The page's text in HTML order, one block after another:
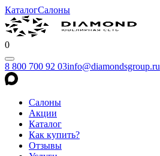
КаталогСалоны
0
8 800 700 92 03info@diamondsgroup.ru
Салоны
Акции
Каталог
Как купить?
Отзывы